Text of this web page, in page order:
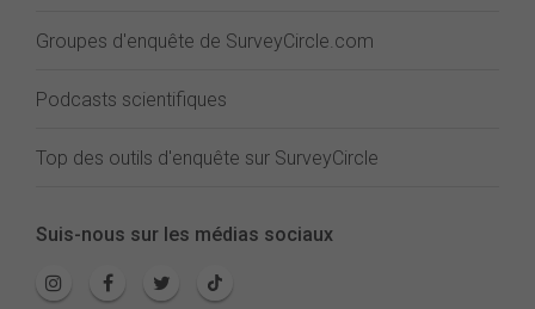
Groupes d'enquête de SurveyCircle.com
Podcasts scientifiques
Top des outils d'enquête sur SurveyCircle
Suis-nous sur les médias sociaux